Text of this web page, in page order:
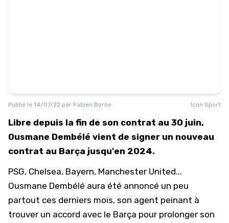
Publié le 14/07/22 par Fabien Borne Icon Sport
Libre depuis la fin de son contrat au 30 juin,
Ousmane Dembélé vient de signer un nouveau
contrat au Barça jusqu'en 2024.
PSG, Chelsea, Bayern, Manchester United...
Ousmane Dembélé aura été annoncé un peu
partout ces derniers mois, son agent peinant à
trouver un accord avec le Barça pour prolonger son